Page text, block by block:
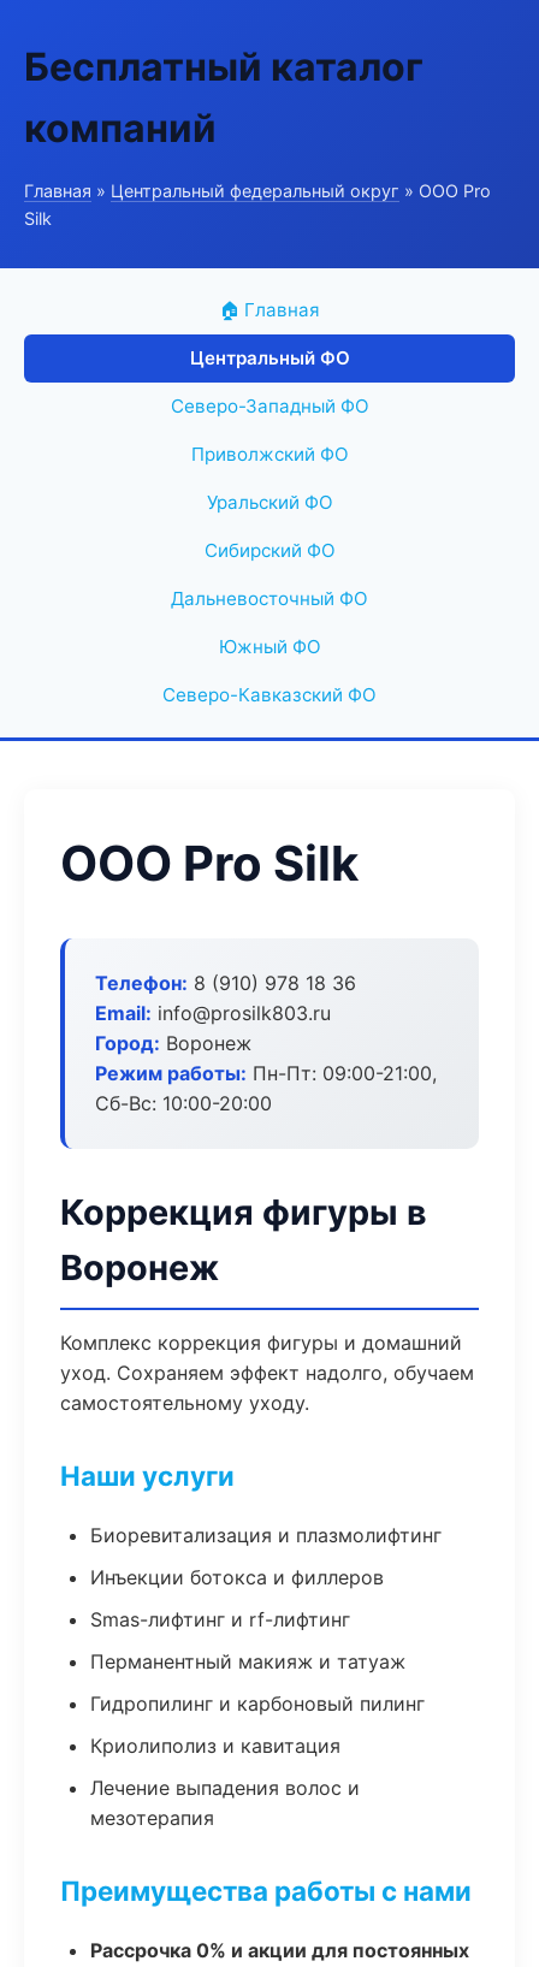
Бесплатный каталог
компаний
Главная » Центральный федеральный округ » ООО Pro
Silk
🏠 Главная
Центральный ФО
Северо-Западный ФО
Приволжский ФО
Уральский ФО
Сибирский ФО
Дальневосточный ФО
Южный ФО
Северо-Кавказский ФО
ООО Pro Silk
Телефон: 8 (910) 978 18 36
Email: info@prosilk803.ru
Город: Воронеж
Режим работы: Пн-Пт: 09:00-21:00,
Сб-Вс: 10:00-20:00
Коррекция фигуры в
Воронеж
Комплекс коррекция фигуры и домашний
уход. Сохраняем эффект надолго, обучаем
самостоятельному уходу.
Наши услуги
Биоревитализация и плазмолифтинг
Инъекции ботокса и филлеров
Smas-лифтинг и rf-лифтинг
Перманентный макияж и татуаж
Гидропилинг и карбоновый пилинг
Криолиполиз и кавитация
Лечение выпадения волос и
мезотерапия
Преимущества работы с нами
Рассрочка 0% и акции для постоянных